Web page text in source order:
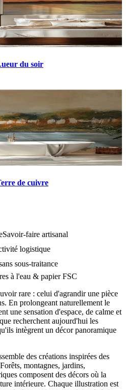
du soir
de cuivre
Savoir-faire artisanal
logistique
sous-traitance
à l'eau & papier FSC
rare : celui d'agrandir une pièce
En prolongeant naturellement le
une sensation d'espace, de calme et
recherchent aujourd'hui les
intègrent un décor panoramique
des créations inspirées des
montagnes, jardins,
composent des décors où la
intérieure. Chaque illustration est